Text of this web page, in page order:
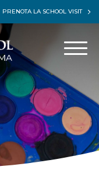
PRENOTA LA SCHOOL VISIT